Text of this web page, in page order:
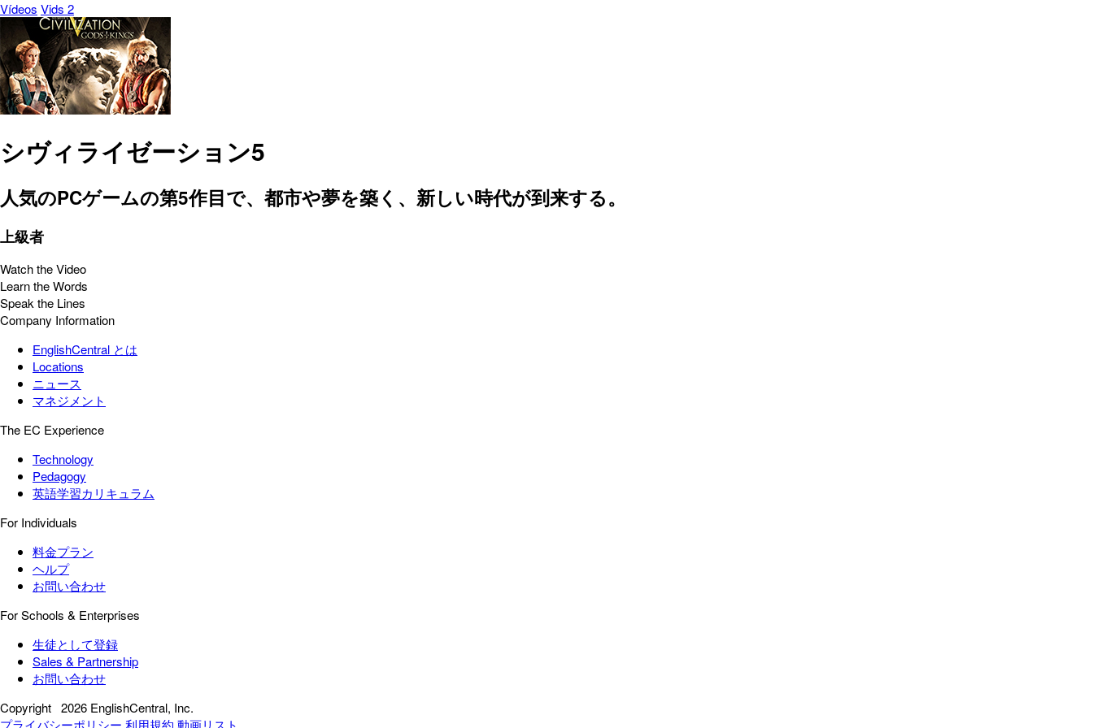
Vídeos Vids 2
シヴィライゼーション5
人気のPCゲームの第5作目で、都市や夢を築く、新しい時代が到来する。
上級者
Watch the Video
Learn the Words
Speak the Lines
Company Information
EnglishCentral とは
Locations
ニュース
マネジメント
The EC Experience
Technology
Pedagogy
英語学習カリキュラム
For Individuals
料金プラン
ヘルプ
お問い合わせ
For Schools & Enterprises
生徒として登録
Sales & Partnership
お問い合わせ
Copyright 2026 EnglishCentral, Inc.